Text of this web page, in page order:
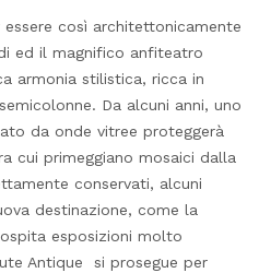
essere così architettonicamente
ed il magnifico anfiteatro
armonia stilistica, ricca in
Da alcuni anni, uno
da onde vitree proteggerà
cui primeggiano mosaici dalla
conservati, alcuni
destinazione, come la
esposizioni molto
Antique si prosegue per